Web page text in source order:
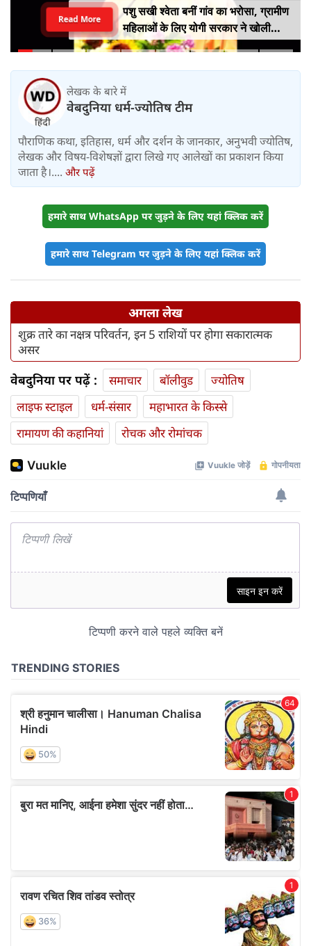
पशु सखी श्वेता बनीं गांव का भरोसा, ग्रामीण
महिलाओं के लिए योगी सरकार ने खोली
आत्मनिर्भरता की राह
Read More
लेखक के बारे में
वेबदुनिया धर्म-ज्योतिष टीम
पौराणिक कथा, इतिहास, धर्म और दर्शन के जानकार, अनुभवी ज्योतिष,
लेखक और विषय-विशेषज्ञों द्वारा लिखे गए आलेखों का प्रकाशन किया
जाता है।.... और पढ़ें
हमारे साथ WhatsApp पर जुड़ने के लिए यहां क्लिक करें
हमारे साथ Telegram पर जुड़ने के लिए यहां क्लिक करें
अगला लेख
शुक्र तारे का नक्षत्र परिवर्तन, इन 5 राशियों पर होगा सकारात्मक
असर
वेबदुनिया पर पढ़ें : समाचार बॉलीवुड
ज्योतिष
लाइफ स्‍टाइल
धर्म-संसार
महाभारत के किस्से
रामायण की कहानियां
रोचक और रोमांचक